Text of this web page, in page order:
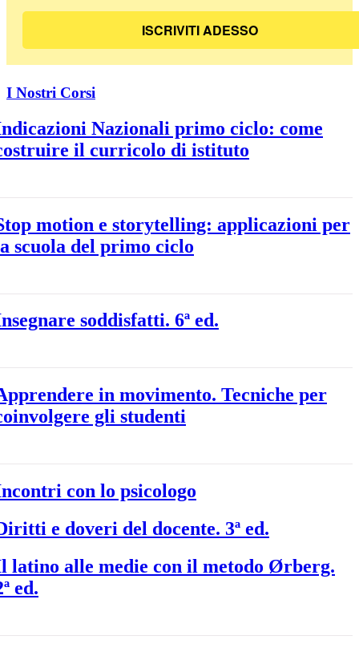
ISCRIVITI ADESSO
I Nostri Corsi
Nazionali primo ciclo: come
il curricolo di istituto
motion e storytelling: applicazioni per
scuola del primo ciclo
soddisfatti. 6ª ed.
in movimento. Tecniche per
gli studenti
con lo psicologo
e doveri del docente. 3ª ed.
latino alle medie con il metodo Ørberg.
ed.